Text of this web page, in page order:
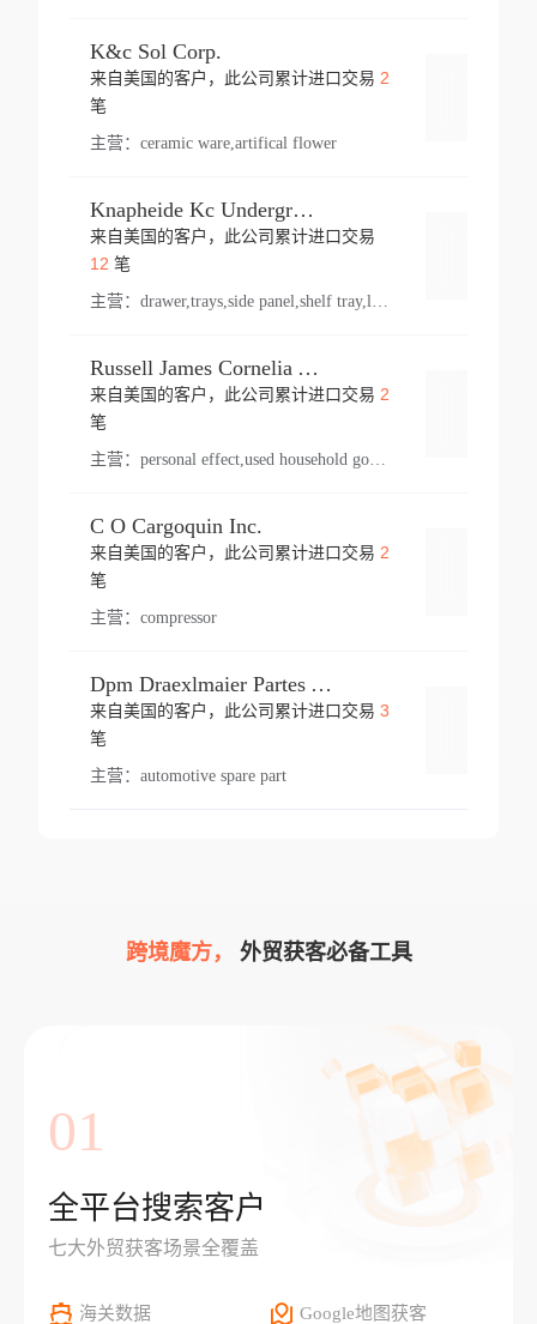
K&c Sol Corp.
来自美国的客户，此公司累计进口交易 2
笔
主营： ceramic ware,artifical flower
Knapheide Kc Underground
来自美国的客户，此公司累计进口交易
12 笔
主营：
Russell James Cornelia Arlington Va
来自美国的客户，此公司累计进口交易 2
笔
主营： personal effect,used household goods
C O Cargoquin Inc.
来自美国的客户，此公司累计进口交易 2
笔
主营： compressor
Dpm Draexlmaier Partes Automotrices Corr Ind Huejotzingo
来自美国的客户，此公司累计进口交易 3
笔
主营： automotive spare part
跨境魔方， 外贸获客必备工具
01
全平台搜索客户
七大外贸获客场景全覆盖
海关数据 Google地图获客